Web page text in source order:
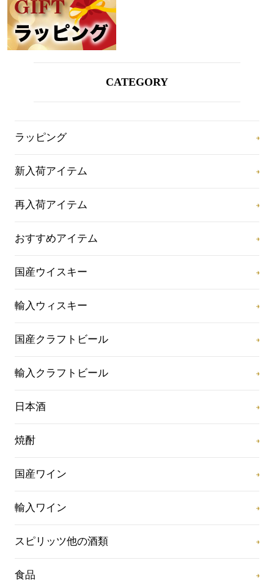
CATEGORY
ラッピング
新入荷アイテム
再入荷アイテム
おすすめアイテム
国産ウイスキー
輸入ウィスキー
国産クラフトビール
輸入クラフトビール
日本酒
焼酎
国産ワイン
輸入ワイン
スピリッツ他の酒類
食品